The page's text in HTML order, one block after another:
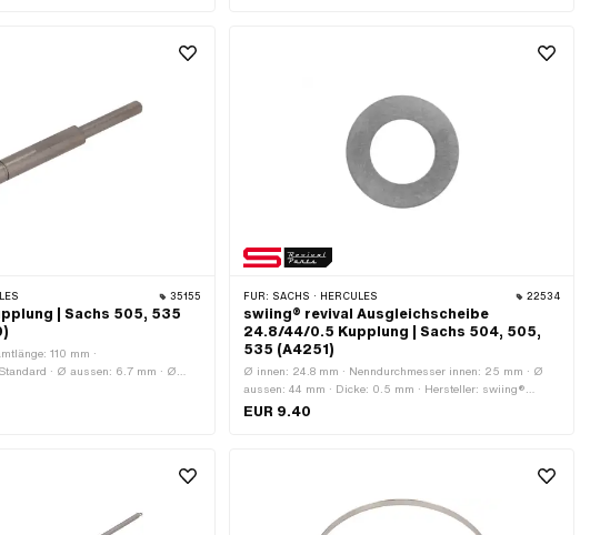
35155
| Sachs 505, 535
110 mm ·
· Ø aussen: 6.7 mm · Ø
FÜR: SACHS · HERCULES 22534
swiing® revival Ausgleichscheibe
24.8/44/0.5 Kupplung | Sachs 504, 505,
535 (A4251)
Ø innen: 24.8 mm · Nenndurchmesser innen: 25 mm · Ø
aussen: 44 mm · Dicke: 0.5 mm · Hersteller: swiing®
revival parts · Material: Stahl · Oberfläche: blank / geölt ·
EUR 9.40